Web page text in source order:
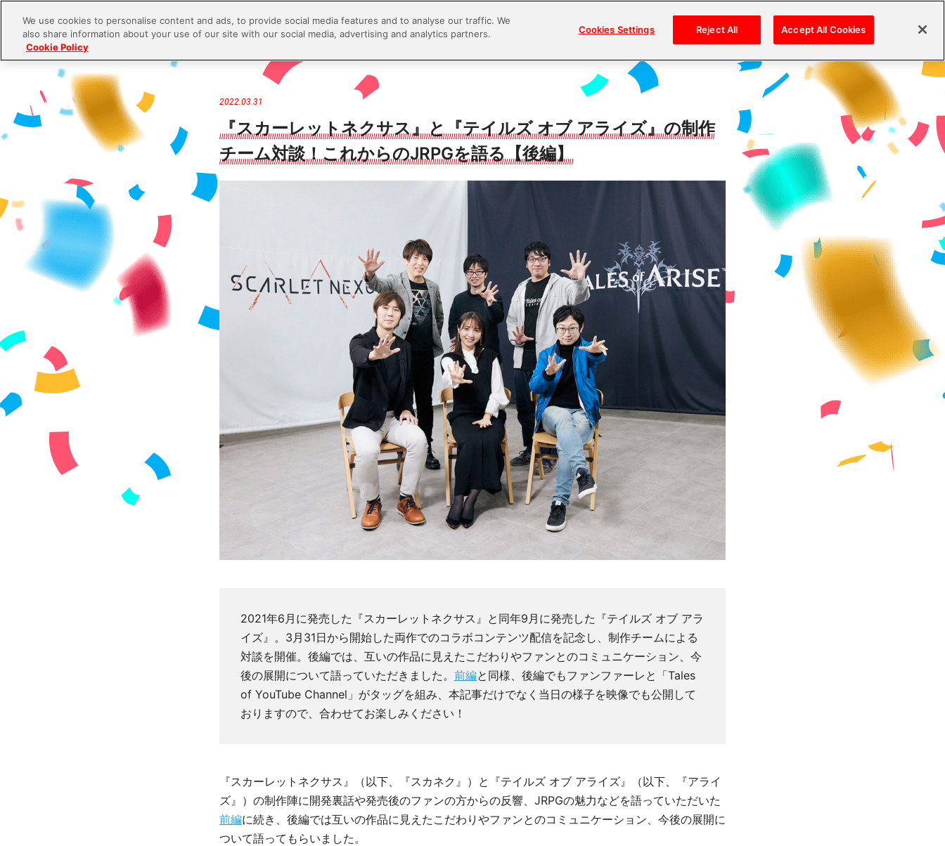
S
t
o
n
2022.03.31
『スカーレットネクサス』と『テイルズ オブ アライズ』の制作
チーム対談！これからのJRPGを語る【後編】
2021年6月に発売した『スカーレットネクサス』と同年9月に発売した『テイルズ オブ アラ
イズ』。3月31日から開始した両作でのコラボコンテンツ配信を記念し、制作チームによる
対談を開催。後編では、互いの作品に見えたこだわりやファンとのコミュニケーション、今
後の展開について語っていただきました。 前編と同様、後編でもファンファーレと「Tales
of YouTube Channel」がタッグを組み、本記事だけでなく当日の様子を映像でも公開して
おりますので、合わせてお楽しみください！
『スカーレットネクサス』（以下、『スカネク』）と『テイルズ オブ アライズ』（以下、『アライ
ズ』）の制作陣に開発裏話や発売後のファンの方からの反響、JRPGの魅力などを語っていただいた
前編に続き、後編では互いの作品に見えたこだわりやファンとのコミュニケーション、今後の展開に
ついて語ってもらいました。
We use cookies to personalise content and ads, to provide social media features and to analyse our traffic. We
also share information about your use of our site with our social media, advertising and analytics partners.
Cookie Policy
Cookies Settings Reject All Accept All Cookies